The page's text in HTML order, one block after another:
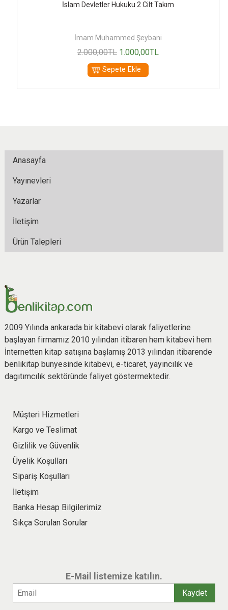
İslam Devletler Hukuku 2 Cilt Takım
İmam Muhammed Şeybani
2.000,00TL 1.000,00TL
Sepete Ekle
Anasayfa
Yayınevleri
Yazarlar
İletişim
Ürün Talepleri
2009 Yılında ankarada bir kitabevi olarak faliyetlerine
başlayan firmamız 2010 yılından itibaren hem kitabevi hem
İnternetten kitap satışına başlamış 2013 yılından itibarende
benlikitap bunyesinde kitabevi, e-ticaret, yayıncılık ve
dagıtımcılık sektöründe faliyet göstermektedir.
Müşteri Hizmetleri
Kargo ve Teslimat
Gizlilik ve Güvenlik
Üyelik Koşulları
Sipariş Koşulları
İletişim
Banka Hesap Bilgilerimiz
Sıkça Sorulan Sorular
E-Mail listemize katılın.